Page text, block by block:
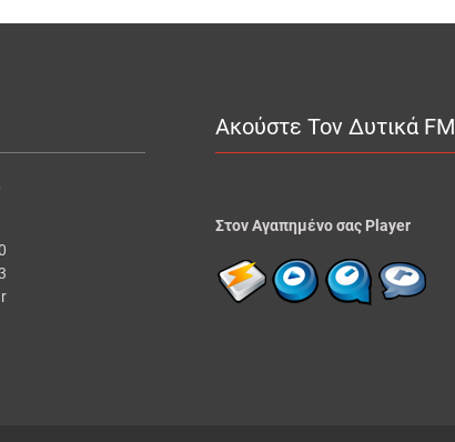
Ακούστε Τον Δυτικά FM
Στον Αγαπημένο σας Player